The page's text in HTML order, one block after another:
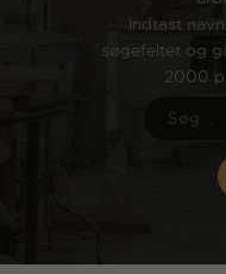
Indtast
søgefeltet og
2000
ENGLISH